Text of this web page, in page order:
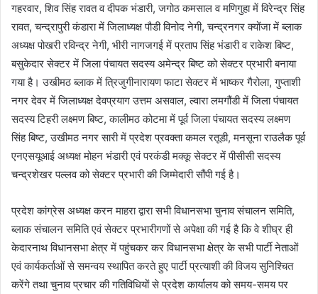
गहरवार, शिव सिंह रावत व दीपक भंडारी, जगोठ कमसाल व मणिगुहा में विरेन्द्र सिंह
रावत, चन्द्रापुरी कंडारा में जिलाध्यक्ष पौडी विनोद नेगी, चन्द्रनगर क्योंजा में ब्लाक
अध्यक्ष पोखरी रविन्द्र नेगी, भीरी नागजगई में प्रताप सिंह भंडारी व राकेश बिष्ट,
बसुकेदार सेक्टर में जिला पंचायत सदस्य अमेन्द्र बिष्ट को सेक्टर प्रभारी बनाया
गया है। उखीमठ ब्लाक में त्रिजुगीनारायण फाटा सेक्टर में भाष्कर गैरोला, गुप्ताशी
नगर देवर में जिलाध्यक्ष देवप्रयाग उत्तम असवाल, ल्वारा लमगौंडी में जिला पंचायत
सदस्य टिहरी लक्ष्मण बिष्ट, कालीमठ कोटमा में पूर्व जिला पंचायत सदस्य लक्ष्मण
सिंह बिष्ट, उखीमठ नगर सारी में प्रदेश प्रवक्ता कमल रतूडी, मनसूना राउलैक पूर्व
एनएसयूआई अध्यक्ष मोहन भंडारी एवं परकंडी मक्कू सेक्टर में पीसीसी सदस्य
चन्द्रशेखर पल्लव को सेक्टर प्रभारी की जिम्मेदारी सौंपी गई है।
प्रदेश कांग्रेस अध्यक्ष करन माहरा द्वारा सभी विधानसभा चुनाव संचालन समिति,
ब्लाक संचालन समिति एवं सेक्टर प्रभारीगणों से अपेक्षा की गई है कि वे शीघ्र ही
केदारनाथ विधानसभा क्षेत्र में पहुंचकर कर विधानसभा क्षेत्र के सभी पार्टी नेताओं
एवं कार्यकर्ताओं से समन्वय स्थापित करते हुए पार्टी प्रत्याशी की विजय सुनिश्चित
करेंगे तथा चुनाव प्रचार की गतिविधियों से प्रदेश कार्यालय को समय-समय पर